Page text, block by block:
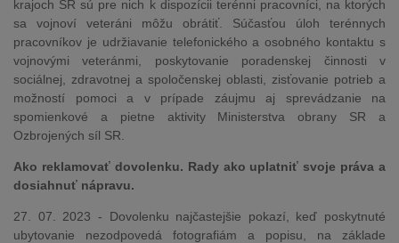
krajoch SR sú pre nich k dispozícii terénni pracovníci, na ktorých
sa vojnoví veteráni môžu obrátiť. Súčasťou úloh terénnych
pracovníkov je udržiavanie telefonického a osobného kontaktu s
vojnovými veteránmi, poskytovanie poradenskej činnosti v
sociálnej, zdravotnej a spoločenskej oblasti, zisťovanie potrieb a
možností pomoci a v prípade záujmu aj sprevádzanie na
spomienkové a pietne aktivity Ministerstva obrany SR a
Ozbrojených síl SR.
Ako reklamovať dovolenku. Rady ako uplatniť svoje práva a
dosiahnuť nápravu.
27. 07. 2023 - Dovolenku najčastejšie pokazí, keď poskytnuté
ubytovanie nezodpovedá fotografiám a popisu, na základe